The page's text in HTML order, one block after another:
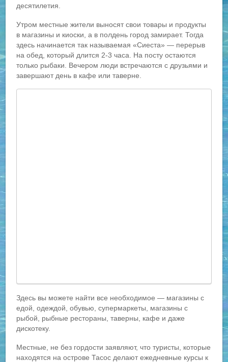
десятилетия.
Утром местные жители выносят свои товары и продукты
в магазины и киоски, а в полдень город замирает. Тогда
здесь начинается так называемая «Сиеста» — перерыв
на обед, который длится 2-3 часа. На посту остаются
только рыбаки. Вечером люди встречаются с друзьями и
завершают день в кафе или таверне.
Здесь вы можете найти все необходимое — магазины с
едой, одеждой, обувью, супермаркеты, магазины с
рыбой, рыбные рестораны, таверны, кафе и даже
дискотеку.
Местные, не без гордости заявляют, что туристы, которые
находятся на острове Тасос делают ежедневные курсы к